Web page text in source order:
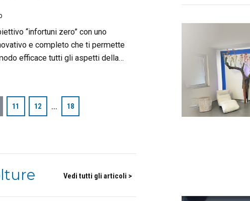
“infortuni zero” con uno
e completo che ti permette
efficace tutti gli aspetti della
11 12 … 18
Vedi tutti gli articoli >